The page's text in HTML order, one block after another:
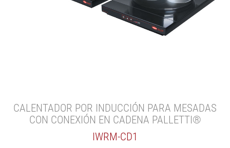
CALENTADOR POR INDUCCIÓN PARA MESADAS
CON CONEXIÓN EN CADENA PALLETTI®
IWRM-CD1